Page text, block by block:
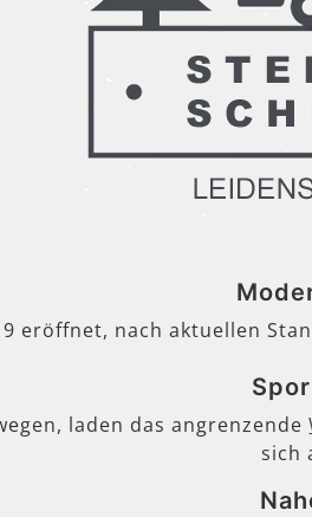
eröffnet, nach aktuellen
laden das angrenzende
sich